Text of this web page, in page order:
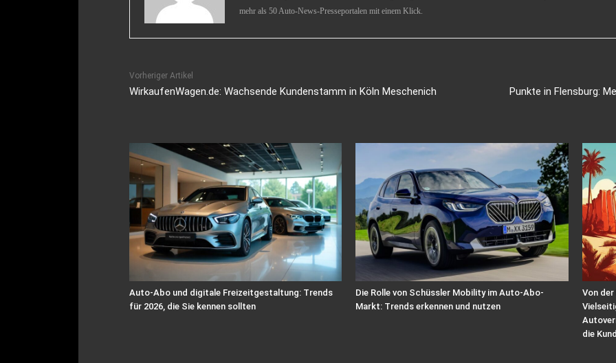
mehr als 50 Auto-News-Presseportalen mit einem Klick.
Vorheriger Artikel
WirkaufenWagen.de: Wachsende Kundenstamm in Köln Meschenich
Punkte in Flensburg:
Auto-Abo und digitale Freizeitgestaltung: Trends
für 2026, die Sie kennen sollten
Die Rolle von Schüssler Mobility im Auto-Abo-
Markt: Trends erkennen und nutzen
Von
die